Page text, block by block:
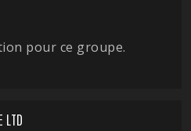
pour ce groupe.
LTD